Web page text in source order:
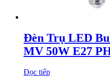
Đèn Trụ LED
MV 50W E27
Đọc tiếp